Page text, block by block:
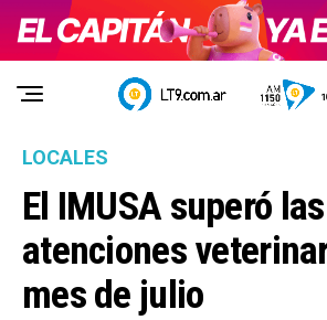
LOCALES
El IMUSA superó
atenciones
mes de julio